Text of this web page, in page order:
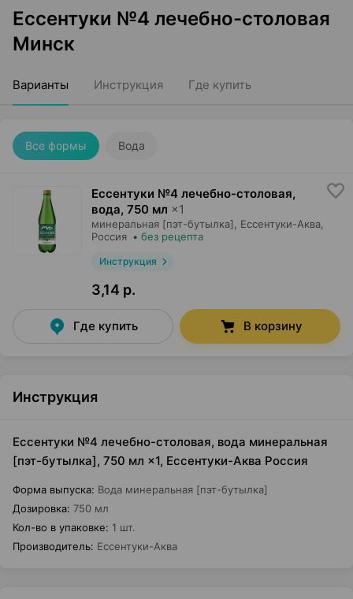
Ессентуки №4 лечебно-столовая
Минск
Варианты Инструкция Где купить
Все формы Вода
Ессентуки №4 лечебно-столовая,
вода, 750 мл ×1
минеральная [пэт-бутылка], Ессентуки-Аква
Россия • без рецепта
Инструкция
3,14 р.
Где купить В корзину
Инструкция
Ессентуки №4 лечебно-столовая, вода минеральная
[пэт-бутылка], 750 мл ×1, Ессентуки-Аква Россия
Форма выпуска: Вода минеральная [пэт-бутылка]
Дозировка: 750 мл
Кол-во в упаковке: 1 шт.
Производитель: Ессентуки-Аква